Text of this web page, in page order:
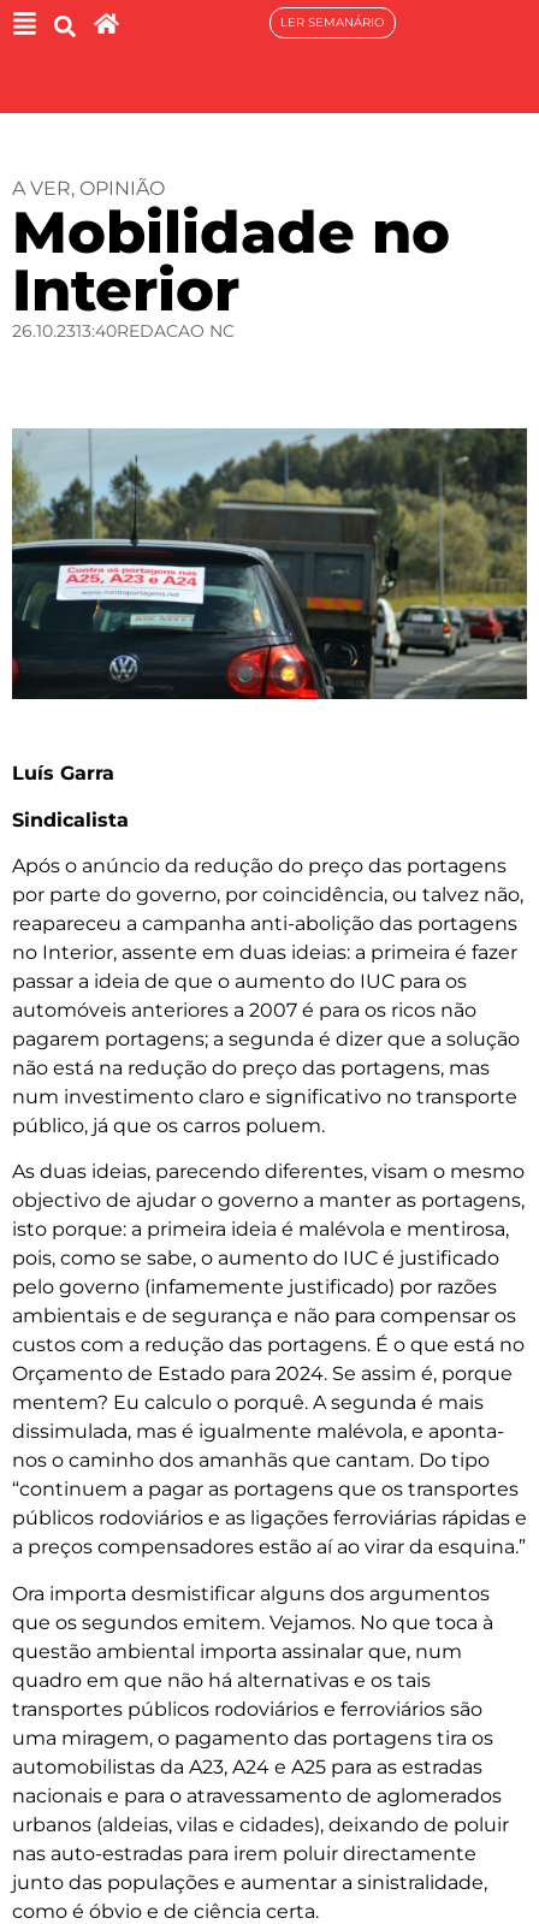
LER SEMANÁRIO
A VER, OPINIÃO
Mobilidade no
Interior
26.10.2313:40REDACAO NC
Luís Garra
Sindicalista
Após o anúncio da redução do preço das portagens
por parte do governo, por coincidência, ou talvez não,
reapareceu a campanha anti-abolição das portagens
no Interior, assente em duas ideias: a primeira é fazer
passar a ideia de que o aumento do IUC para os
automóveis anteriores a 2007 é para os ricos não
pagarem portagens; a segunda é dizer que a solução
não está na redução do preço das portagens, mas
num investimento claro e significativo no transporte
público, já que os carros poluem.
As duas ideias, parecendo diferentes, visam o mesmo
objectivo de ajudar o governo a manter as portagens,
isto porque: a primeira ideia é malévola e mentirosa,
pois, como se sabe, o aumento do IUC é justificado
pelo governo (infamemente justificado) por razões
ambientais e de segurança e não para compensar os
custos com a redução das portagens. É o que está no
Orçamento de Estado para 2024. Se assim é, porque
mentem? Eu calculo o porquê. A segunda é mais
dissimulada, mas é igualmente malévola, e aponta-
nos o caminho dos amanhãs que cantam. Do tipo
“continuem a pagar as portagens que os transportes
públicos rodoviários e as ligações ferroviárias rápidas e
a preços compensadores estão aí ao virar da esquina.”
Ora importa desmistificar alguns dos argumentos
que os segundos emitem. Vejamos. No que toca à
questão ambiental importa assinalar que, num
quadro em que não há alternativas e os tais
transportes públicos rodoviários e ferroviários são
uma miragem, o pagamento das portagens tira os
automobilistas da A23, A24 e A25 para as estradas
nacionais e para o atravessamento de aglomerados
urbanos (aldeias, vilas e cidades), deixando de poluir
nas auto-estradas para irem poluir directamente
junto das populações e aumentar a sinistralidade,
como é óbvio e de ciência certa.